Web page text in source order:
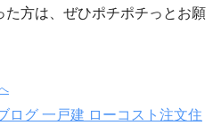
方は、ぜひポチポチっとお願